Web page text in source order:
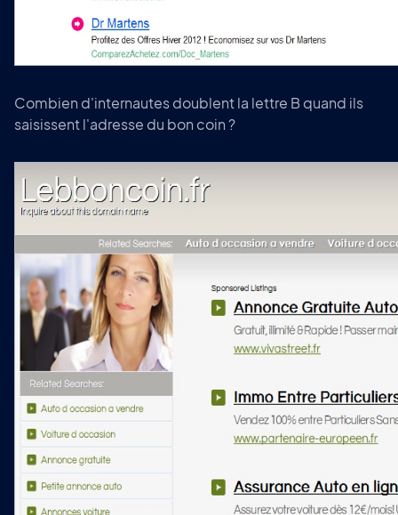
Combien d'internautes doublent la lettre B quand ils
saisissent l'adresse du bon coin ?